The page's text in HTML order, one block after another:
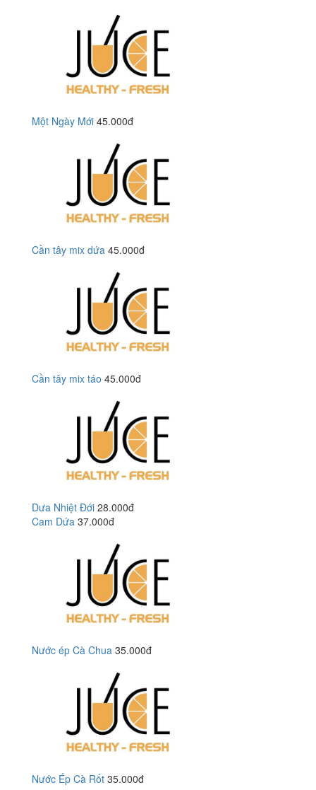
Một Ngày Mới 45.000đ
Cần tây mix dứa 45.000đ
Cần tây mix táo 45.000đ
Dưa Nhiệt Đới 28.000đ
Cam Dứa 37.000đ
Nước ép Cà Chua 35.000đ
Nước Ép Cà Rốt 35.000đ